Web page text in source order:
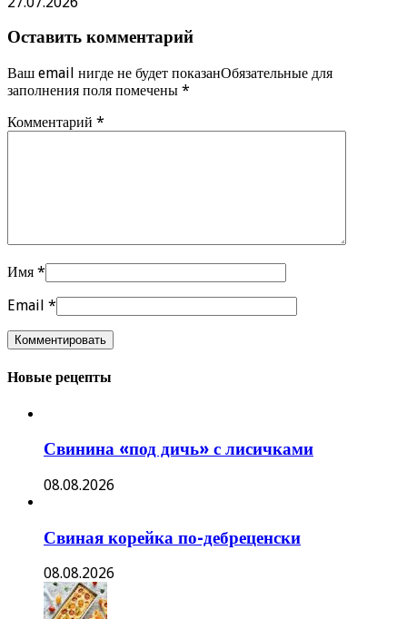
Оставить комментарий
Ваш email нигде не будет показанОбязательные для
заполнения поля помечены *
Комментарий *
Имя *
Email *
Новые рецепты
Свинина «под дичь» с лисичками
08.08.2026
Свиная корейка по-дебреценски
08.08.2026